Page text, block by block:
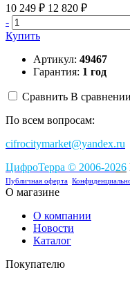
10 249 ₽ 12 820 ₽
-
Купить
Артикул: 49467
Гарантия: 1 год
Сравнить В сравнении
По всем вопросам:
cifrocitymarket@yandex.ru
ЦифроТерра © 2006-2026
Публичная оферта
О магазине
О компании
Новости
Каталог
Покупателю